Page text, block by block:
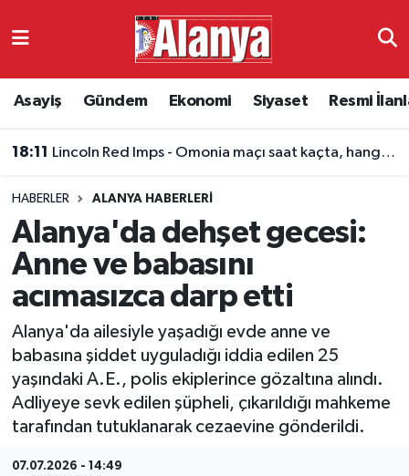
Asayiş Gündem Ekonomi Siyaset Resmi
18:11 Lincoln Red Imps - Omonia maçı saat kaçta, hangi kanalda?
HABERLER ALANYA HABERLERI
Alanya'da dehşet gecesi:
Anne ve babasını
acımasızca darp etti
Alanya'da ailesiyle yaşadığı evde anne ve
babasına şiddet uyguladığı iddia edilen 25
yaşındaki A.E., polis ekiplerince gözaltına alındı.
Adliyeye sevk edilen şüpheli, çıkarıldığı mahkeme
tarafından tutuklanarak cezaevine gönderildi.
07.07.2026 - 14:49
Ekonomi
Resmi İlanlar
Alanyaspor
Turizm
E-Gazete
Antalya Namaz Vakitleri
Süper Lig Puan Durumu ve Fikstür
Tüm Manşetler
Son Dakika Haberleri
Haber Arşivi